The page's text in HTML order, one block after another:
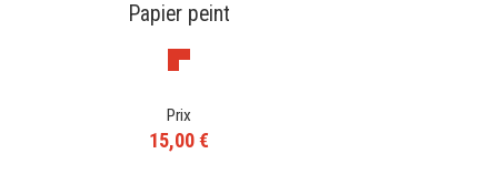
Papier peint
Prix
15,00 €